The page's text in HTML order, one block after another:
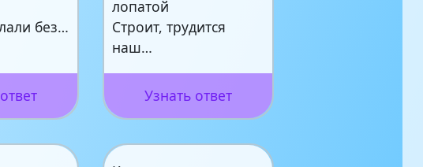
без…
лопатой
Строит, трудится
наш…
Узнать ответ